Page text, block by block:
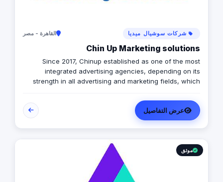
شركات سوشيال ميديا القاهرة - مصر
Chin Up Marketing solutions
Since 2017, Chinup established as one of the most
integrated advertising agencies, depending on its
strength in all advertising and marketing fields, which
advertising industry.
عرض التفاصيل
موثق